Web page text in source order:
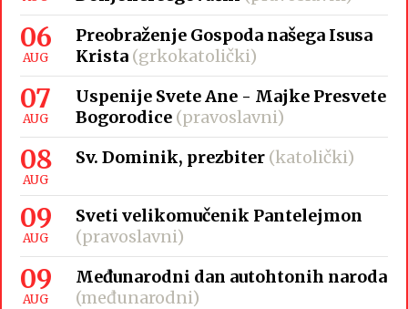
06
AUG
Preobraženje Gospoda našega Isusa
Krista (grkokatolički)
07
AUG
Uspenije Svete Ane - Majke Presvete
Bogorodice (pravoslavni)
08
AUG
Sv. Dominik, prezbiter (katolički)
09
AUG
Sveti velikomučenik Pantelejmon
(pravoslavni)
09
AUG
Međunarodni dan autohtonih naroda
(međunarodni)